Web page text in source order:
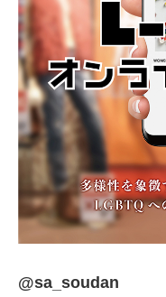
@sa_soudan